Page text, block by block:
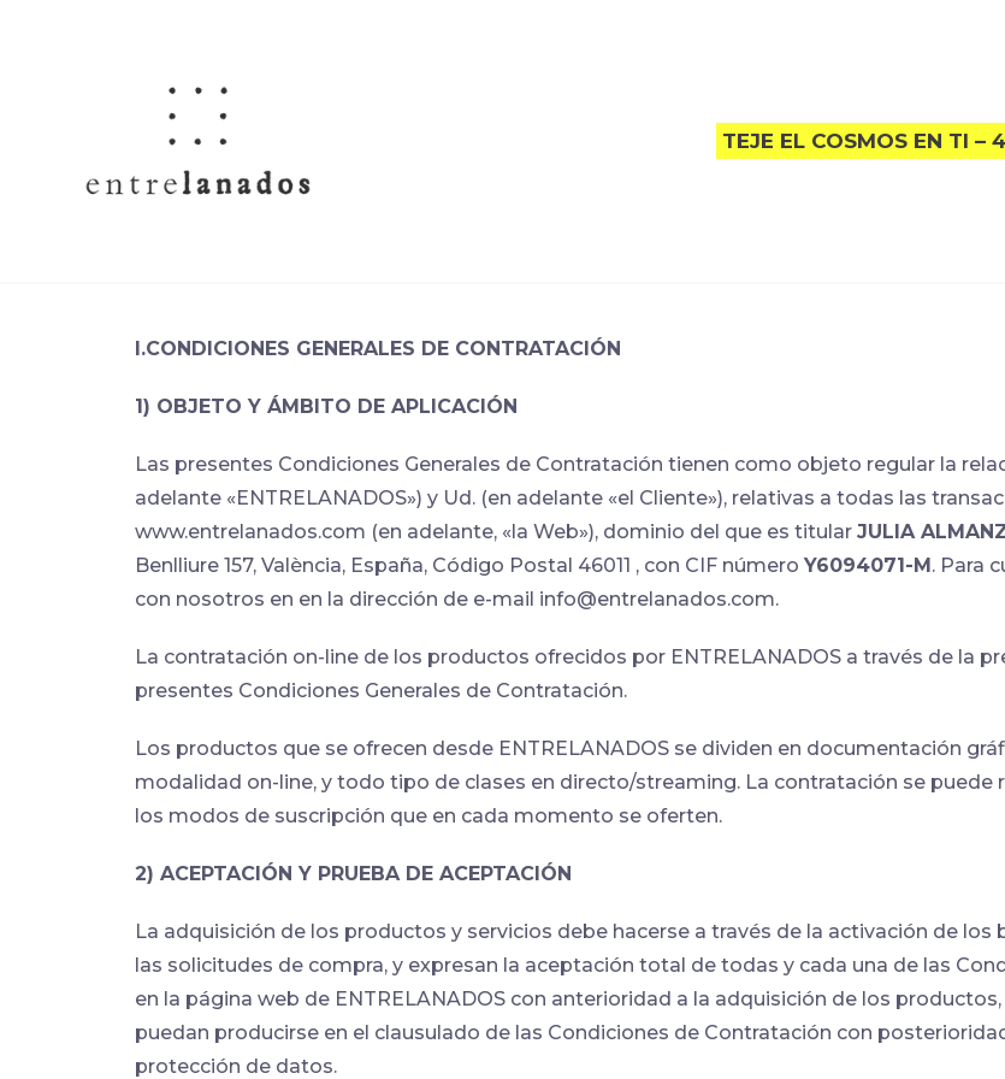
TEJE EL COSMOS EN TI –
I.CONDICIONES GENERALES DE CONTRATACIÓN
1) OBJETO Y ÁMBITO DE APLICACIÓN
Las presentes Condiciones Generales de Contratación tienen como objeto regular la
adelante «ENTRELANADOS») y Ud. (en adelante «el Cliente»), relativas a todas las
www.entrelanados.com (en adelante, «la Web»), dominio del que es titular JULIA
Benlliure 157, València, España, Código Postal 46011 , con CIF número Y6094071-M. Para
con nosotros en en la dirección de e-mail info@entrelanados.com.
La contratación on-line de los productos ofrecidos por ENTRELANADOS a través de la
presentes Condiciones Generales de Contratación.
Los productos que se ofrecen desde ENTRELANADOS se dividen en documentación
modalidad on-line, y todo tipo de clases en directo/streaming. La contratación se puede
los modos de suscripción que en cada momento se oferten.
2) ACEPTACIÓN Y PRUEBA DE ACEPTACIÓN
La adquisición de los productos y servicios debe hacerse a través de la activación de los
las solicitudes de compra, y expresan la aceptación total de todas y cada una de las
en la página web de ENTRELANADOS con anterioridad a la adquisición de los
puedan producirse en el clausulado de las Condiciones de Contratación con
protección de datos.